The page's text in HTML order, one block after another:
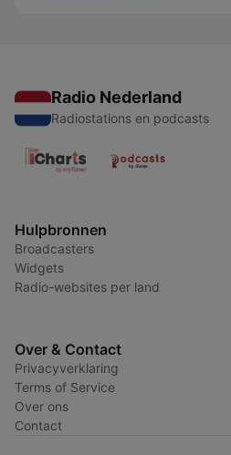
Radio Nederland
Radiostations en podcasts
Hulpbronnen
Broadcasters
Widgets
Radio-websites per land
Over & Contact
Privacyverklaring
Terms of Service
Over ons
Contact